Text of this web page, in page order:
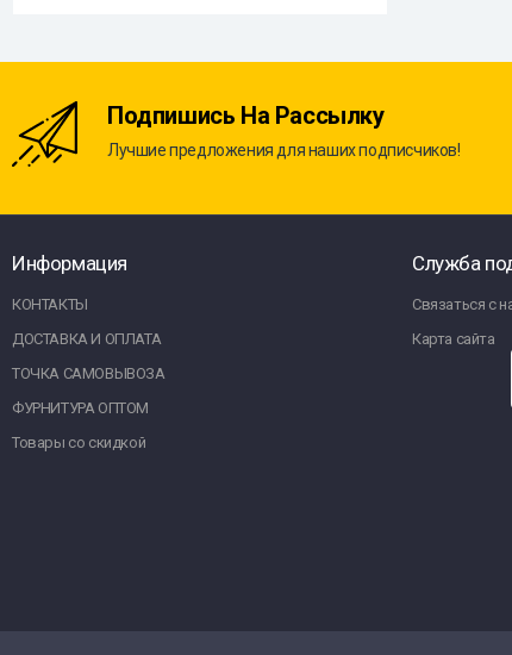
Подпишись На Рассылку
Лучшие предложения для наших подписчиков!
Информация
КОНТАКТЫ
ДОСТАВКА И ОПЛАТА
ТОЧКА САМОВЫВОЗА
ФУРНИТУРА ОПТОМ
Товары со скидкой
Служба
Связаться с
Карта сайта